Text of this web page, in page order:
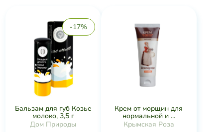
-17%
Бальзам для губ Козье
молоко, 3,5 г
Дом Природы
Крем от морщин для
нормальной и ...
Крымская Роза